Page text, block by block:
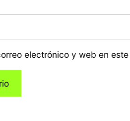
electrónico y web en